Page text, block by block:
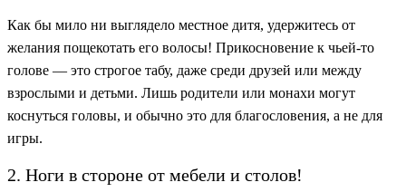
Как бы мило ни выглядело местное дитя, удержитесь от
желания пощекотать его волосы! Прикосновение к чьей-то
голове — это строгое табу, даже среди друзей или между
взрослыми и детьми. Лишь родители или монахи могут
коснуться головы, и обычно это для благословения, а не для
игры.
2. Ноги в стороне от мебели и столов!